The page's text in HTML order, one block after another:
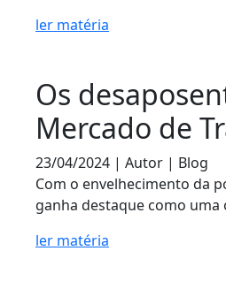
ler matéria
Os
Mercado de
23/04/2024 | Autor | Blog
Com o envelhecimento da
ganha destaque como uma
ler matéria